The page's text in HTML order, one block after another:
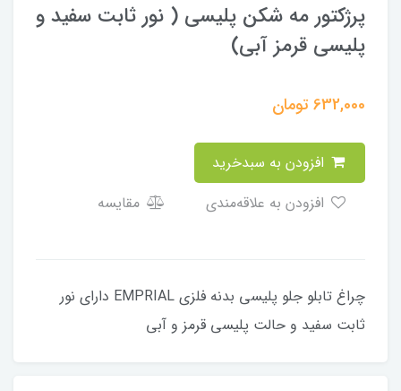
پرژکتور مه شکن پلیسی ( نور ثابت سفید و
پلیسی قرمز آبی)
632,000تومان
مقایسه
چراغ تابلو جلو پلیسی بدنه فلزی EMPRIAL دارای نور
ثابت سفید و حالت پلیسی قرمز و آبی